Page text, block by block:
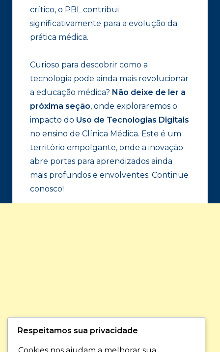
crítico, o PBL contribui
significativamente para a evolução da
prática médica.
Curioso para descobrir como a
tecnologia pode ainda mais revolucionar
a educação médica? Não deixe de ler a
próxima seção, onde exploraremos o
impacto do Uso de Tecnologias Digitais
no ensino de Clínica Médica. Este é um
território empolgante, onde a inovação
abre portas para aprendizados ainda
mais profundos e envolventes. Continue
conosco!
Respeitamos sua privacidade
Cookies nos ajudam a melhorar sua